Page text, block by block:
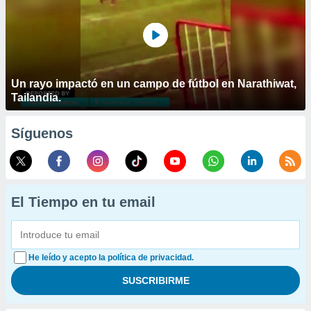
Un rayo impactó en un campo de fútbol en Narathiwat,
Tailandia.
Síguenos
El Tiempo en tu email
He leído y acepto la política de privacidad.